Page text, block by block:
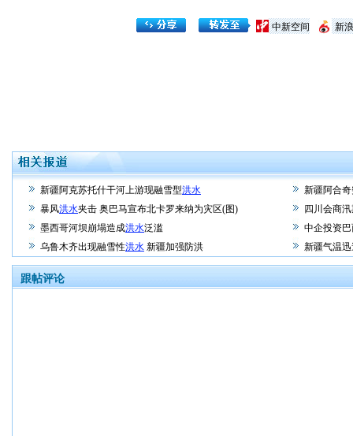
新
中新空间
新疆阿克苏托什干河上游现融雪型洪水
新疆阿合
暴风洪水夹击 奥巴马宣布北卡罗来纳为灾区(图)
四川会商
墨西哥河坝崩塌造成洪水泛滥
中企投资
乌鲁木齐出现融雪性洪水 新疆加强防洪 新疆气温
跟帖评论